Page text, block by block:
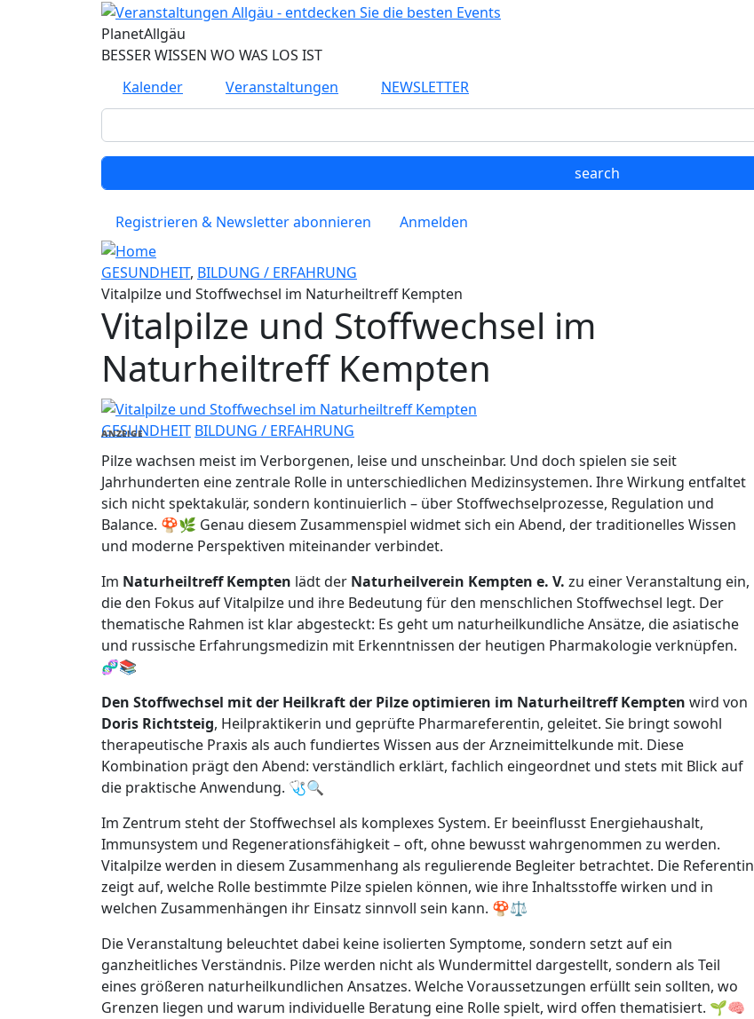
Direkt zum Inhalt
PlanetAllgäu
BESSER WISSEN WO WAS LOS IST
Kalender
Veranstaltungen NEWSLETTER
Registrieren & Newsletter abonnieren Anmelden
GESUNDHEIT, BILDUNG / ERFAHRUNG
Vitalpilze und Stoffwechsel im Naturheiltreff Kempten
Vitalpilze und Stoffwechsel im
Naturheiltreff Kempten
GESUNDHEIT BILDUNG / ERFAHRUNG
ANZEIGE
Pilze wachsen meist im Verborgenen, leise und unscheinbar. Und doch spielen sie seit
Jahrhunderten eine zentrale Rolle in unterschiedlichen Medizinsystemen. Ihre Wirkung entfaltet
sich nicht spektakulär, sondern kontinuierlich – über Stoffwechselprozesse, Regulation und
Balance. 🍄🌿 Genau diesem Zusammenspiel widmet sich ein Abend, der traditionelles Wissen
und moderne Perspektiven miteinander verbindet.
Im Naturheiltreff Kempten lädt der Naturheilverein Kempten e. V. zu einer Veranstaltung ein,
die den Fokus auf Vitalpilze und ihre Bedeutung für den menschlichen Stoffwechsel legt. Der
thematische Rahmen ist klar abgesteckt: Es geht um naturheilkundliche Ansätze, die asiatische
und russische Erfahrungsmedizin mit Erkenntnissen der heutigen Pharmakologie verknüpfen.
🧬📚
Den Stoffwechsel mit der Heilkraft der Pilze optimieren im Naturheiltreff Kempten wird von
Doris Richtsteig, Heilpraktikerin und geprüfte Pharmareferentin, geleitet. Sie bringt sowohl
therapeutische Praxis als auch fundiertes Wissen aus der Arzneimittelkunde mit. Diese
Kombination prägt den Abend: verständlich erklärt, fachlich eingeordnet und stets mit Blick auf
die praktische Anwendung. 🩺🔍
Im Zentrum steht der Stoffwechsel als komplexes System. Er beeinflusst Energiehaushalt,
Immunsystem und Regenerationsfähigkeit – oft, ohne bewusst wahrgenommen zu werden.
Vitalpilze werden in diesem Zusammenhang als regulierende Begleiter betrachtet. Die Referentin
zeigt auf, welche Rolle bestimmte Pilze spielen können, wie ihre Inhaltsstoffe wirken und in
welchen Zusammenhängen ihr Einsatz sinnvoll sein kann. 🍄⚖️
Die Veranstaltung beleuchtet dabei keine isolierten Symptome, sondern setzt auf ein
ganzheitliches Verständnis. Pilze werden nicht als Wundermittel dargestellt, sondern als Teil
eines größeren naturheilkundlichen Ansatzes. Welche Voraussetzungen erfüllt sein sollten, wo
Grenzen liegen und warum individuelle Beratung eine Rolle spielt, wird offen thematisiert. 🌱🧠